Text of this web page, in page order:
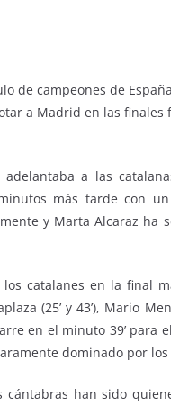
de campeones de
a Madrid en las finales
a las
más tarde con
y Marta Alcaraz ha
catalanes en la final
(25’ y 43’), Mario
en el minuto 39’
dominado por
cántabras han sido